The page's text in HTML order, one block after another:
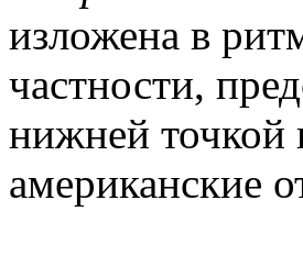
изложена в
частности,
нижней точкой
американские